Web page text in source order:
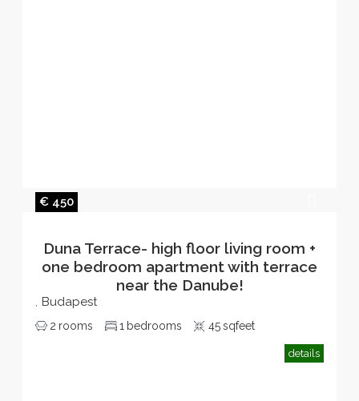
€ 450
Duna Terrace- high floor living room +
one bedroom apartment with terrace
near the Danube!
, Budapest
2 rooms 1 bedrooms 45sqfeet
details